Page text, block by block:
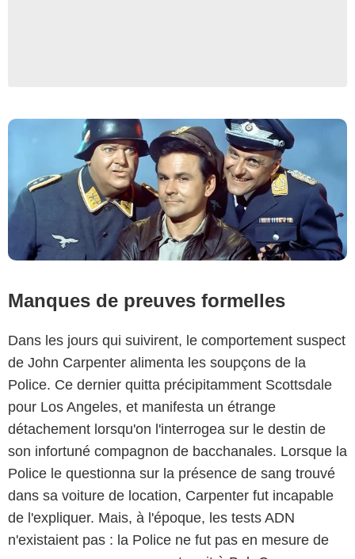
Manques de preuves formelles
Dans les jours qui suivirent, le comportement suspect
de John Carpenter alimenta les soupçons de la
Police. Ce dernier quitta précipitamment Scottsdale
pour Los Angeles, et manifesta un étrange
détachement lorsqu'on l'interrogea sur le destin de
son infortuné compagnon de bacchanales. Lorsque la
Police le questionna sur la présence de sang trouvé
dans sa voiture de location, Carpenter fut incapable
de l'expliquer. Mais, à l'époque, les tests ADN
n'existaient pas : la Police ne fut pas en mesure de